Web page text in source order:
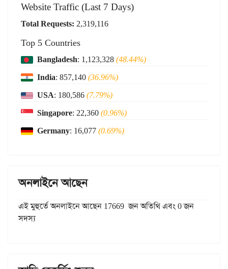
Website Traffic (Last 7 Days)
Total Requests: 2,319,116
Top 5 Countries
Bangladesh: 1,123,328(48.44%)
India: 857,140(36.96%)
USA: 180,586(7.79%)
Singapore: 22,360(0.96%)
Germany: 16,077(0.69%)
অনলাইনে আছেন
এই মুহুর্তে অনলাইনে আছেন 17669 জন অতিথি এবং 0 জন
সদস্য